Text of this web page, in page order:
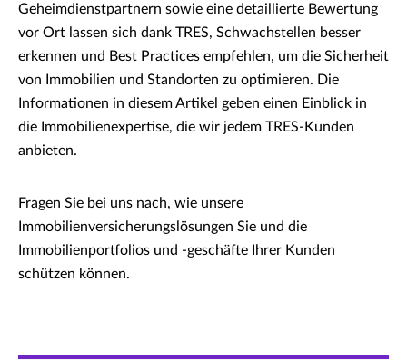
Geheimdienstpartnern sowie eine detaillierte Bewertung
vor Ort lassen sich dank TRES, Schwachstellen besser
erkennen und Best Practices empfehlen, um die Sicherheit
von Immobilien und Standorten zu optimieren. Die
Informationen in diesem Artikel geben einen Einblick in
die Immobilienexpertise, die wir jedem TRES-Kunden
anbieten.
Fragen Sie bei uns nach, wie unsere
Immobilienversicherungslösungen Sie und die
Immobilienportfolios und -geschäfte Ihrer Kunden
schützen können.